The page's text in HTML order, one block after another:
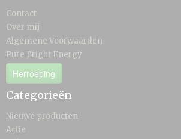
Contact
Over mij
Algemene Voorwaarden
Pure Bright Energy
Herroeping
Categorieën
Nieuwe producten
Actie